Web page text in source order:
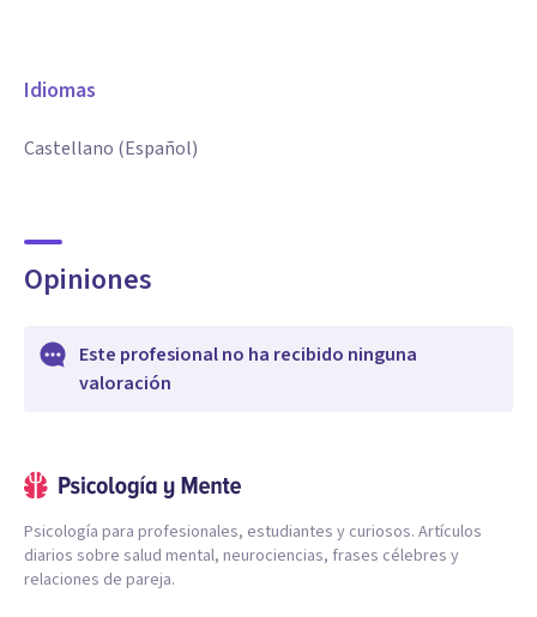
Idiomas
Castellano (Español)
Opiniones
Este profesional no ha recibido ninguna
valoración
Psicología para profesionales, estudiantes y curiosos. Artículos
diarios sobre salud mental, neurociencias, frases célebres y
relaciones de pareja.